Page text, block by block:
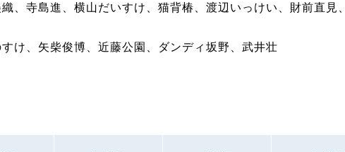
、寺島進、横山だいすけ、猫背椿、渡辺いっけい、財前直見、
すけ、矢柴俊博、近藤公園、ダンディ坂野、武井壮